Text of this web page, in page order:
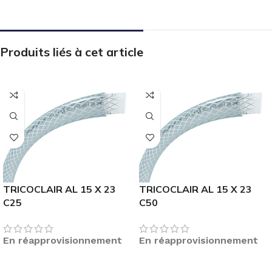
Produits liés à cet article
TRICOCLAIR AL 15 X 23
C25
En réapprovisionnement
TRICOCLAIR AL 15 X 23
C50
En réapprovisionnement